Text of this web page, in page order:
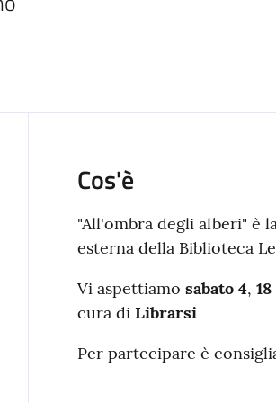
Cos'è
"All'ombra degli alberi" è
esterna della Biblioteca
Vi aspettiamo sabato 4, 18
cura di Librarsi
Per partecipare è